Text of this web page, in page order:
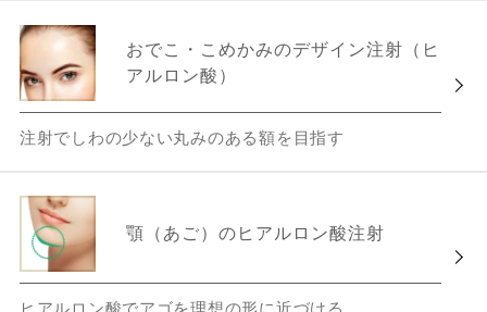
おでこ・こめかみのデザイン注射（ヒ
アルロン酸）
注射でしわの少ない丸みのある額を目指す
顎（あご）のヒアルロン酸注射